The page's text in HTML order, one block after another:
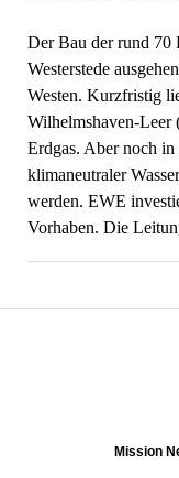
Der Bau der rund 70
Westerstede
Westen. Kurzfristig
Wilhelmshaven-Leer
Erdgas. Aber noch in
klimaneutraler
werden. EWE
Vorhaben. Die
Mission